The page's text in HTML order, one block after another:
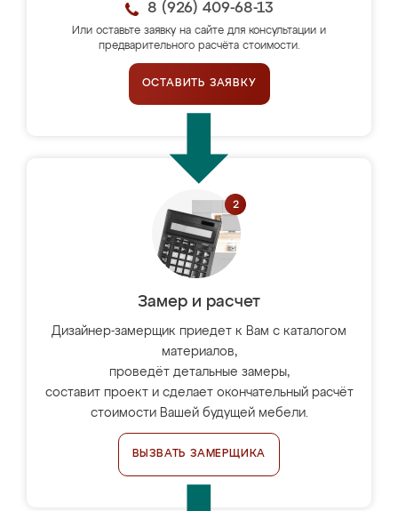
8 (926) 409-68-13
Или оставьте заявку на сайте для консультации и
предварительного расчёта стоимости.
ОСТАВИТЬ ЗАЯВКУ
Замер и расчет
Дизайнер-замерщик приедет к Вам с каталогом
материалов,
проведёт детальные замеры,
составит проект и сделает окончательный расчёт
стоимости Вашей будущей мебели.
ВЫЗВАТЬ ЗАМЕРЩИКА